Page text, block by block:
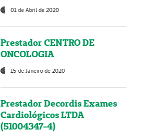
01 de Abril de 2020
Prestador CENTRO DE
ONCOLOGIA
15 de Janeiro de 2020
Prestador Decordis Exames
Cardiológicos LTDA
(51004347-4)